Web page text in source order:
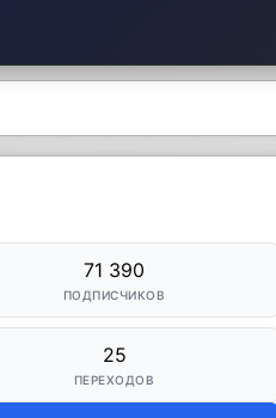
71 390
ПОДПИСЧИКОВ
25
ПЕРЕХОДОВ